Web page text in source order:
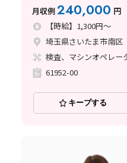
月収例240,000 円
【時給】1,300円～
埼玉県さいたま市南区
検査、マシンオペレー
61952-00
キープする